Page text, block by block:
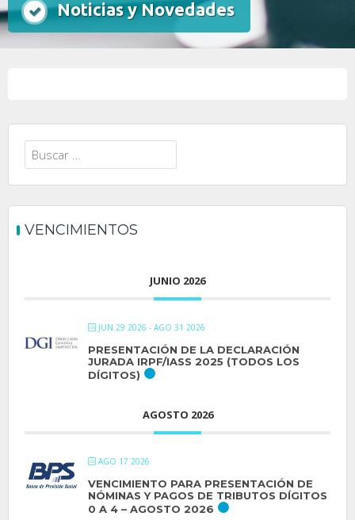
Noticias y Novedades
Buscar:
VENCIMIENTOS
JUNIO 2026
JUN 29 2026 - AGO 31 2026
PRESENTACIÓN DE LA DECLARACIÓN
JURADA IRPF/IASS 2025 (TODOS LOS
DÍGITOS)
AGOSTO 2026
AGO 17 2026
VENCIMIENTO PARA PRESENTACIÓN DE
NÓMINAS Y PAGOS DE TRIBUTOS DÍGITOS
0 A 4 – AGOSTO 2026